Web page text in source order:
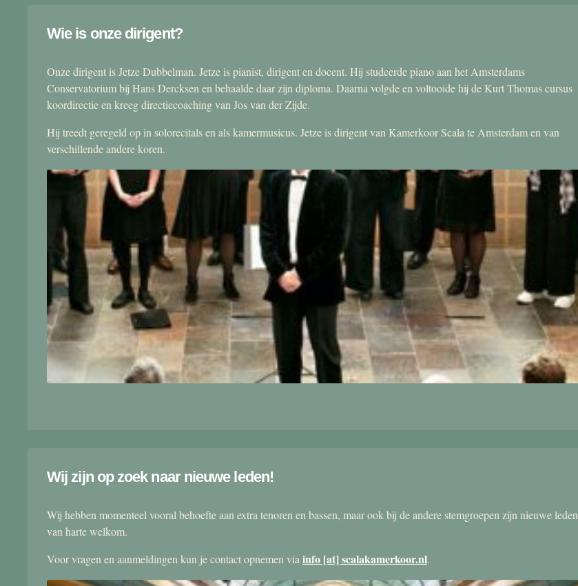
Wie is onze dirigent?
Onze dirigent is Jetze Dubbelman. Jetze is pianist, dirigent en docent. Hij studeerde piano aan het Amsterdams
Conservatorium bij Hans Dercksen en behaalde daar zijn diploma. Daarna volgde en voltooide hij de Kurt Thomas cursus
koordirectie en kreeg directiecoaching van Jos van der Zijde.
Hij treedt geregeld op in solorecitals en als kamermusicus. Jetze is dirigent van Kamerkoor Scala te Amsterdam en van
verschillende andere koren.
Wij zijn op zoek naar nieuwe leden!
Wij hebben momenteel vooral behoefte aan extra tenoren en bassen, maar ook bij de andere stemgroepen zijn nieuwe leden
van harte welkom.
Voor vragen en aanmeldingen kun je contact opnemen via info [at] scalakamerkoor.nl.